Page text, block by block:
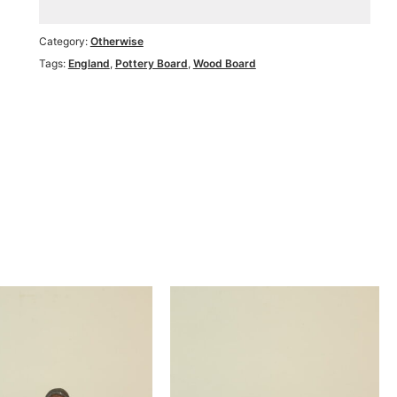
Category: Otherwise
Tags: England, Pottery Board, Wood Board